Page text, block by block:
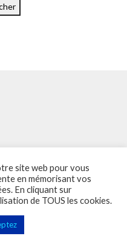
Adhésion
Contacts
de confidentialité
de Freepik)
site web pour vous
en mémorisant vos
En cliquant sur
de TOUS les cookies.